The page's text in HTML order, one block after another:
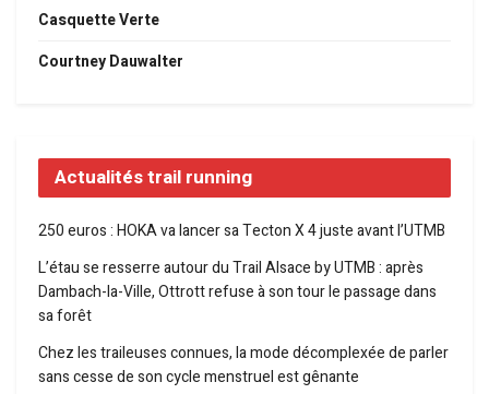
Casquette Verte
Courtney Dauwalter
Actualités trail running
250 euros : HOKA va lancer sa Tecton X 4 juste avant l’UTMB
L’étau se resserre autour du Trail Alsace by UTMB : après
Dambach-la-Ville, Ottrott refuse à son tour le passage dans
sa forêt
Chez les traileuses connues, la mode décomplexée de parler
sans cesse de son cycle menstruel est gênante